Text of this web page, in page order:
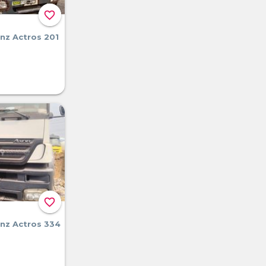
favorite_border
Actros 201
favorite_border
Actros 334